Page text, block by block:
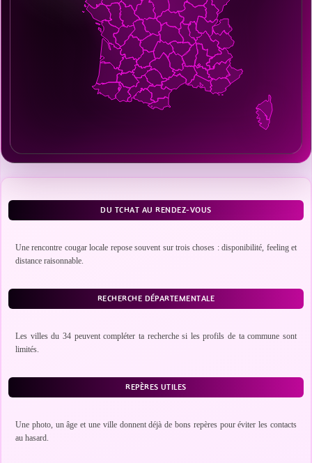
DU TCHAT AU RENDEZ-VOUS
Une rencontre cougar locale repose souvent sur trois choses : disponibilité, feeling et
distance raisonnable.
RECHERCHE DÉPARTEMENTALE
Les villes du 34 peuvent compléter ta recherche si les profils de ta commune sont
limités.
REPÈRES UTILES
Une photo, un âge et une ville donnent déjà de bons repères pour éviter les contacts
au hasard.